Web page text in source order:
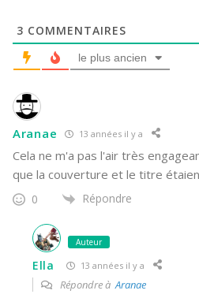
3 COMMENTAIRES
le plus ancien
Aranae 13 années il y a
Cela ne m'a pas l'air très
que la couverture et le titre
0 Répondre
Auteur
Ella 13 années il y a
Répondre àAranae